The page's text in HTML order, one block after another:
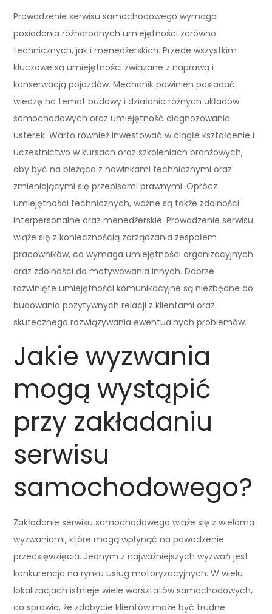
Prowadzenie serwisu samochodowego wymaga
posiadania różnorodnych umiejętności zarówno
technicznych, jak i menedżerskich. Przede wszystkim
kluczowe są umiejętności związane z naprawą i
konserwacją pojazdów. Mechanik powinien posiadać
wiedzę na temat budowy i działania różnych układów
samochodowych oraz umiejętność diagnozowania
usterek. Warto również inwestować w ciągłe kształcenie i
uczestnictwo w kursach oraz szkoleniach branżowych,
aby być na bieżąco z nowinkami technicznymi oraz
zmieniającymi się przepisami prawnymi. Oprócz
umiejętności technicznych, ważne są także zdolności
interpersonalne oraz menedżerskie. Prowadzenie serwisu
wiąże się z koniecznością zarządzania zespołem
pracowników, co wymaga umiejętności organizacyjnych
oraz zdolności do motywowania innych. Dobrze
rozwinięte umiejętności komunikacyjne są niezbędne do
budowania pozytywnych relacji z klientami oraz
skutecznego rozwiązywania ewentualnych problemów.
Jakie wyzwania
mogą wystąpić
przy zakładaniu
serwisu
samochodowego?
Zakładanie serwisu samochodowego wiąże się z wieloma
wyzwaniami, które mogą wpłynąć na powodzenie
przedsięwzięcia. Jednym z najważniejszych wyzwań jest
konkurencja na rynku usług motoryzacyjnych. W wielu
lokalizacjach istnieje wiele warsztatów samochodowych,
co sprawia, że zdobycie klientów może być trudne.